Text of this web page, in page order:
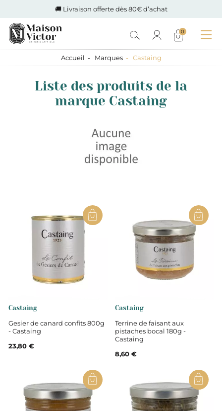
🚚 Livraison offerte dès 80€ d’achat
0
Accueil Marques Castaing
Liste des produits de la
marque Castaing
Castaing
Gesier de canard confits 800g
- Castaing
23,80 €
Castaing
Terrine de faisant aux
pistaches bocal 180g -
Castaing
8,60 €